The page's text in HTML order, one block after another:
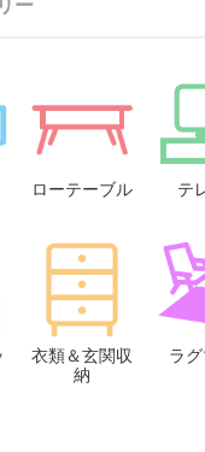
ー
ローテーブル テ
衣類＆玄関収
納
ラ